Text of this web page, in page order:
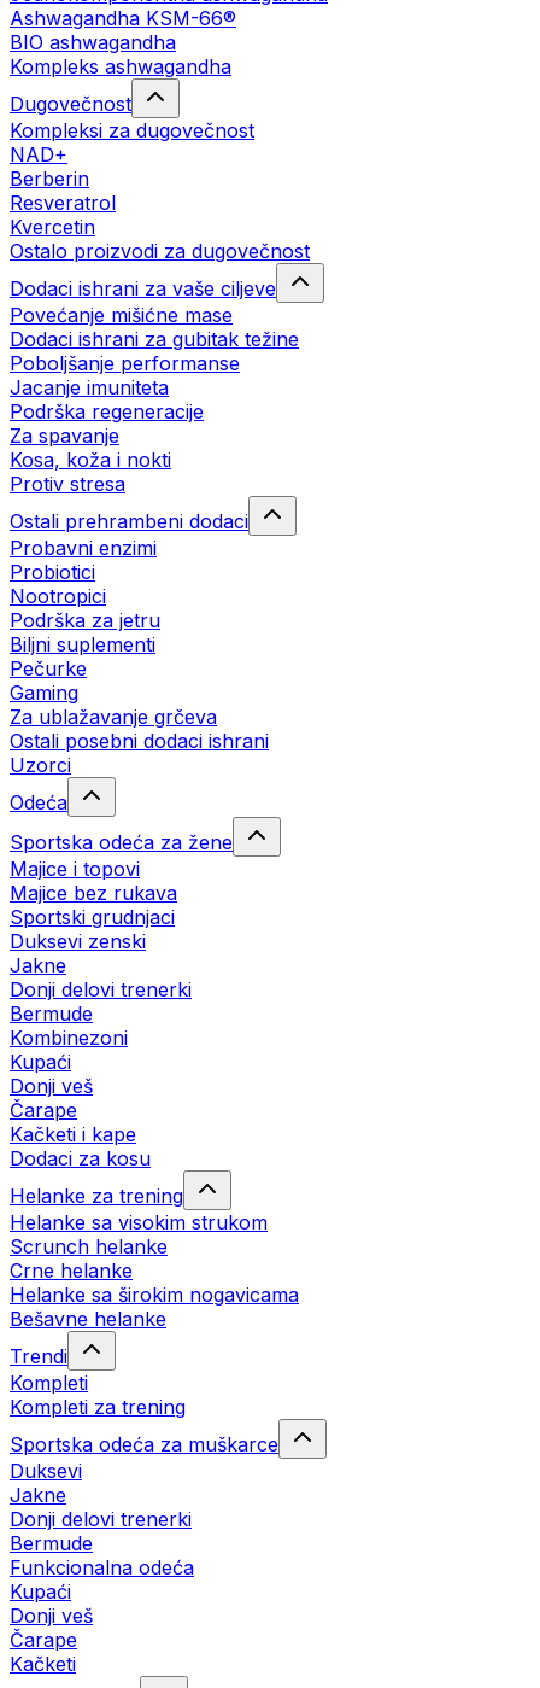
Ashwagandha KSM-66®
BIO ashwagandha
Kompleks ashwagandha
Dugovečnost
Kompleksi za dugovečnost
NAD+
Berberin
Resveratrol
Kvercetin
Ostalo proizvodi za dugovečnost
Dodaci ishrani za vaše ciljeve
Povećanje mišićne mase
Dodaci ishrani za gubitak težine
Poboljšanje performanse
Jacanje imuniteta
Podrška regeneracije
Za spavanje
Kosa, koža i nokti
Protiv stresa
Ostali prehrambeni dodaci
Probavni enzimi
Probiotici
Nootropici
Podrška za jetru
Biljni suplementi
Pečurke
Gaming
Za ublažavanje grčeva
Ostali posebni dodaci ishrani
Uzorci
Odeća
Sportska odeća za žene
Majice i topovi
Majice bez rukava
Sportski grudnjaci
Duksevi zenski
Jakne
Donji delovi trenerki
Bermude
Kombinezoni
Kupaći
Donji veš
Čarape
Kačketi i kape
Dodaci za kosu
Helanke za trening
Helanke sa visokim strukom
Scrunch helanke
Crne helanke
Helanke sa širokim nogavicama
Bešavne helanke
Trendi
Kompleti
Kompleti za trening
Sportska odeća za muškarce
Duksevi
Jakne
Donji delovi trenerki
Bermude
Funkcionalna odeća
Kupaći
Donji veš
Čarape
Kačketi